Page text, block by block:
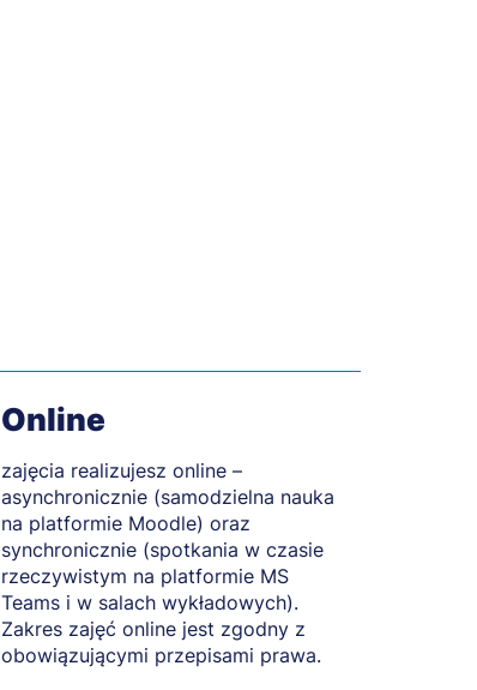
Online
zajęcia realizujesz online –
asynchronicznie (samodzielna nauka
na platformie Moodle) oraz
synchronicznie (spotkania w czasie
rzeczywistym na platformie MS
Teams i w salach wykładowych).
Zakres zajęć online jest zgodny z
obowiązującymi przepisami prawa.